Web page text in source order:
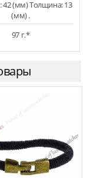
42 (мм) Толщина: 13
(мм) .
97 г.*